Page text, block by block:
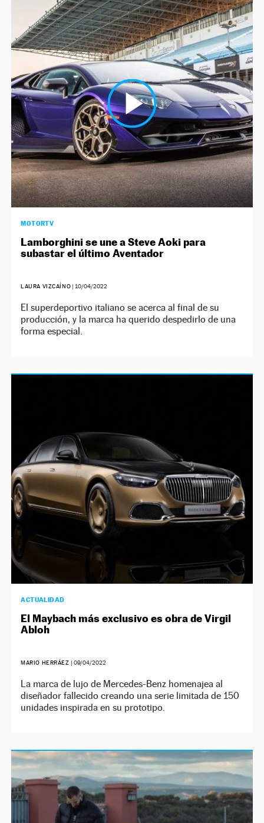
MOTORTV
Lamborghini se une a Steve Aoki para
subastar el último Aventador
LAURA VIZCAÍNO | 10/04/2022
El superdeportivo italiano se acerca al final de su
producción, y la marca ha querido despedirlo de una
forma especial.
ACTUALIDAD
El Maybach más exclusivo es obra de Virgil
Abloh
MARIO HERRÁEZ | 09/04/2022
La marca de lujo de Mercedes-Benz homenajea al
diseñador fallecido creando una serie limitada de 150
unidades inspirada en su prototipo.